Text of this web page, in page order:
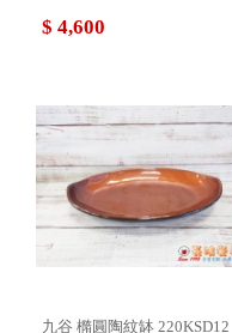
$ 4,600
九谷 橢圓陶紋缽 220KSD12